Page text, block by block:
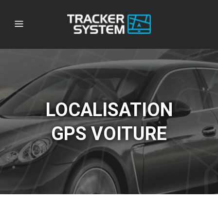
LOCALISATION
GPS VOITURE